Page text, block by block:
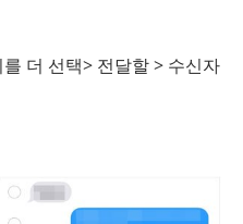
더 선택> 전달할 > 수신자